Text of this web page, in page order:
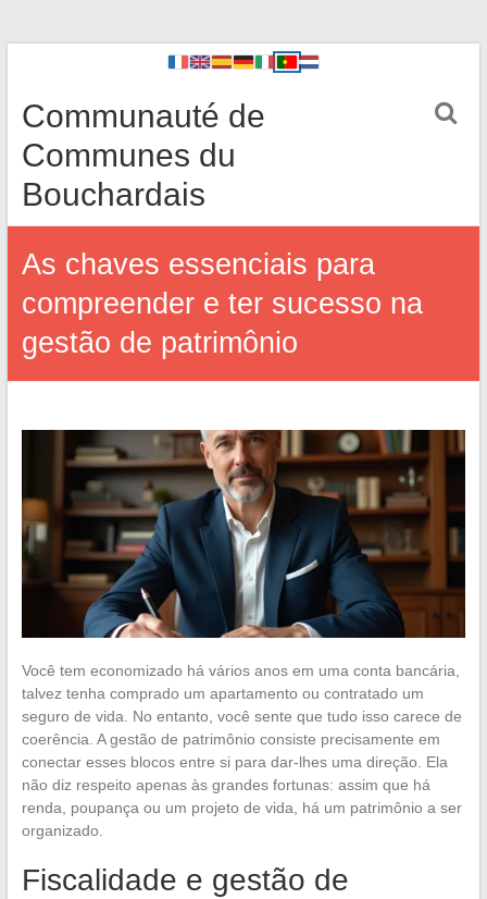
Communauté de
Communes du
Bouchardais
As chaves essenciais para
compreender e ter sucesso na
gestão de patrimônio
Você tem economizado há vários anos em uma conta bancária,
talvez tenha comprado um apartamento ou contratado um
seguro de vida. No entanto, você sente que tudo isso carece de
coerência. A gestão de patrimônio consiste precisamente em
conectar esses blocos entre si para dar-lhes uma direção. Ela
não diz respeito apenas às grandes fortunas: assim que há
renda, poupança ou um projeto de vida, há um patrimônio a ser
organizado.
Fiscalidade e gestão de